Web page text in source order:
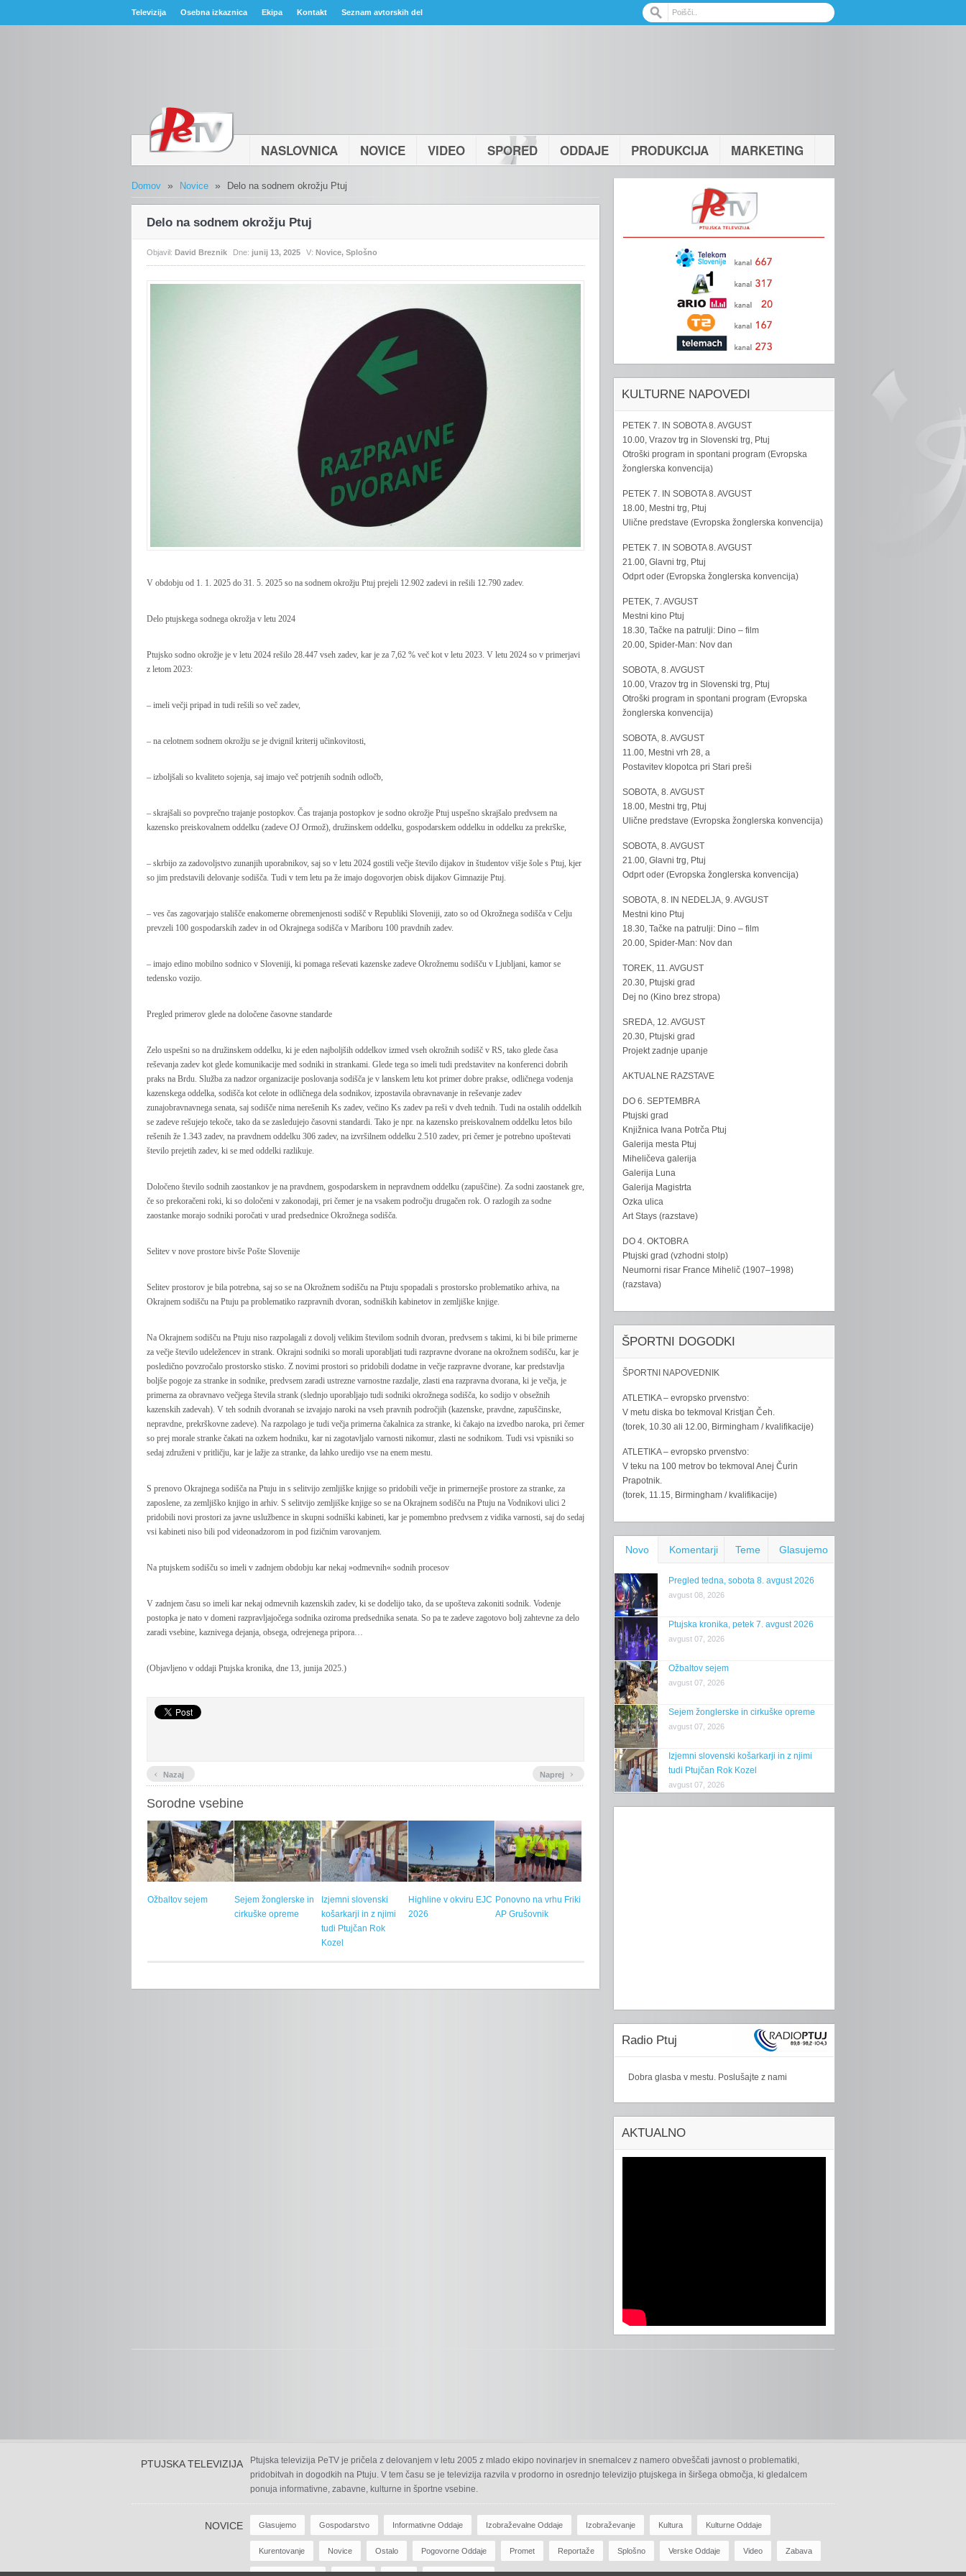
Televizija Osebna izkaznica Ekipa Kontakt Seznam avtorskih del
NASLOVNICA NOVICE VIDEO SPORED ODDAJE PRODUKCIJA MARKETING
Domov » Novice » Delo na sodnem okrožju Ptuj
Delo na sodnem okrožju Ptuj
Objavil: David Breznik Dne: junij 13, 2025 V: Novice, Splošno
V obdobju od 1. 1. 2025 do 31. 5. 2025 so na sodnem okrožju Ptuj prejeli 12.902 zadevi in rešili 12.790 zadev.
Delo ptujskega sodnega okrožja v letu 2024
Ptujsko sodno okrožje je v letu 2024 rešilo 28.447 vseh zadev, kar je za 7,62 % več kot v letu 2023. V letu 2024 so v primerjavi
z letom 2023:
– imeli večji pripad in tudi rešili so več zadev,
– na celotnem sodnem okrožju se je dvignil kriterij učinkovitosti,
– izboljšali so kvaliteto sojenja, saj imajo več potrjenih sodnih odločb,
– skrajšali so povprečno trajanje postopkov. Čas trajanja postopkov je sodno okrožje Ptuj uspešno skrajšalo predvsem na
kazensko preiskovalnem oddelku (zadeve OJ Ormož), družinskem oddelku, gospodarskem oddelku in oddelku za prekrške,
– skrbijo za zadovoljstvo zunanjih uporabnikov, saj so v letu 2024 gostili večje število dijakov in študentov višje šole s Ptuj, kjer
so jim predstavili delovanje sodišča. Tudi v tem letu pa že imajo dogovorjen obisk dijakov Gimnazije Ptuj.
– ves čas zagovarjajo stališče enakomerne obremenjenosti sodišč v Republiki Sloveniji, zato so od Okrožnega sodišča v Celju
prevzeli 100 gospodarskih zadev in od Okrajnega sodišča v Mariboru 100 pravdnih zadev.
– imajo edino mobilno sodnico v Sloveniji, ki pomaga reševati kazenske zadeve Okrožnemu sodišču v Ljubljani, kamor se
tedensko vozijo.
Pregled primerov glede na določene časovne standarde
Zelo uspešni so na družinskem oddelku, ki je eden najboljših oddelkov izmed vseh okrožnih sodišč v RS, tako glede časa
reševanja zadev kot glede komunikacije med sodniki in strankami. Glede tega so imeli tudi predstavitev na konferenci dobrih
praks na Brdu. Služba za nadzor organizacije poslovanja sodišča je v lanskem letu kot primer dobre prakse, odličnega vodenja
kazenskega oddelka, sodišča kot celote in odličnega dela sodnikov, izpostavila obravnavanje in reševanje zadev
zunajobravnavnega senata, saj sodišče nima nerešenih Ks zadev, večino Ks zadev pa reši v dveh tednih. Tudi na ostalih oddelkih
se zadeve rešujejo tekoče, tako da se zasledujejo časovni standardi. Tako je npr. na kazensko preiskovalnem oddelku letos bilo
rešenih že 1.343 zadev, na pravdnem oddelku 306 zadev, na izvršilnem oddelku 2.510 zadev, pri čemer je potrebno upoštevati
število prejetih zadev, ki se med oddelki razlikuje.
Določeno število sodnih zaostankov je na pravdnem, gospodarskem in nepravdnem oddelku (zapuščine). Za sodni zaostanek gre,
če so prekoračeni roki, ki so določeni v zakonodaji, pri čemer je na vsakem področju drugačen rok. O razlogih za sodne
zaostanke morajo sodniki poročati v urad predsednice Okrožnega sodišča.
Selitev v nove prostore bivše Pošte Slovenije
Selitev prostorov je bila potrebna, saj so se na Okrožnem sodišču na Ptuju spopadali s prostorsko problematiko arhiva, na
Okrajnem sodišču na Ptuju pa problematiko razpravnih dvoran, sodniških kabinetov in zemljiške knjige.
Na Okrajnem sodišču na Ptuju niso razpolagali z dovolj velikim številom sodnih dvoran, predvsem s takimi, ki bi bile primerne
za večje število udeležencev in strank. Okrajni sodniki so morali uporabljati tudi razpravne dvorane na okrožnem sodišču, kar je
posledično povzročalo prostorsko stisko. Z novimi prostori so pridobili dodatne in večje razpravne dvorane, kar predstavlja
boljše pogoje za stranke in sodnike, predvsem zaradi ustrezne varnostne razdalje, zlasti ena razpravna dvorana, ki je večja, je
primerna za obravnavo večjega števila strank (slednjo uporabljajo tudi sodniki okrožnega sodišča, ko sodijo v obsežnih
kazenskih zadevah). V teh sodnih dvoranah se izvajajo naroki na vseh pravnih področjih (kazenske, pravdne, zapuščinske,
nepravdne, prekrškovne zadeve). Na razpolago je tudi večja primerna čakalnica za stranke, ki čakajo na izvedbo naroka, pri čemer
so prej morale stranke čakati na ozkem hodniku, kar ni zagotavljalo varnosti nikomur, zlasti ne sodnikom. Tudi vsi vpisniki so
sedaj združeni v pritličju, kar je lažje za stranke, da lahko uredijo vse na enem mestu.
S prenovo Okrajnega sodišča na Ptuju in s selitvijo zemljiške knjige so pridobili večje in primernejše prostore za stranke, za
zaposlene, za zemljiško knjigo in arhiv. S selitvijo zemljiške knjige so se na Okrajnem sodišču na Ptuju na Vodnikovi ulici 2
pridobili novi prostori za javne uslužbence in skupni sodniški kabineti, kar je pomembno predvsem z vidika varnosti, saj do sedaj
vsi kabineti niso bili pod videonadzorom in pod fizičnim varovanjem.
Na ptujskem sodišču so imeli v zadnjem obdobju kar nekaj »odmevnih« sodnih procesov
V zadnjem času so imeli kar nekaj odmevnih kazenskih zadev, ki se dodelijo tako, da se upošteva zakoniti sodnik. Vodenje
postopka je nato v domeni razpravljajočega sodnika oziroma predsednika senata. So pa te zadeve zagotovo bolj zahtevne za delo
zaradi vsebine, kaznivega dejanja, obsega, odrejenega pripora…
(Objavljeno v oddaji Ptujska kronika, dne 13, junija 2025.)
‹ Nazaj Naprej ›
Sorodne vsebine
Ožbaltov sejem
Sejem žonglerske in
cirkuške opreme
Izjemni slovenski
košarkarji in z njimi
tudi Ptujčan Rok
Kozel
Highline v okviru EJC
2026
Ponovno na vrhu Friki
AP Grušovnik
KULTURNE NAPOVEDI
PETEK 7. IN SOBOTA 8. AVGUST
10.00, Vrazov trg in Slovenski trg, Ptuj
Otroški program in spontani program (Evropska
žonglerska konvencija)
PETEK 7. IN SOBOTA 8. AVGUST
18.00, Mestni trg, Ptuj
Ulične predstave (Evropska žonglerska konvencija)
PETEK 7. IN SOBOTA 8. AVGUST
21.00, Glavni trg, Ptuj
Odprt oder (Evropska žonglerska konvencija)
PETEK, 7. AVGUST
Mestni kino Ptuj
18.30, Tačke na patrulji: Dino – film
20.00, Spider-Man: Nov dan
SOBOTA, 8. AVGUST
10.00, Vrazov trg in Slovenski trg, Ptuj
Otroški program in spontani program (Evropska
žonglerska konvencija)
SOBOTA, 8. AVGUST
11.00, Mestni vrh 28, a
Postavitev klopotca pri Stari preši
SOBOTA, 8. AVGUST
18.00, Mestni trg, Ptuj
Ulične predstave (Evropska žonglerska konvencija)
SOBOTA, 8. AVGUST
21.00, Glavni trg, Ptuj
Odprt oder (Evropska žonglerska konvencija)
SOBOTA, 8. IN NEDELJA, 9. AVGUST
Mestni kino Ptuj
18.30, Tačke na patrulji: Dino – film
20.00, Spider-Man: Nov dan
TOREK, 11. AVGUST
20.30, Ptujski grad
Dej no (Kino brez stropa)
SREDA, 12. AVGUST
20.30, Ptujski grad
Projekt zadnje upanje
AKTUALNE RAZSTAVE
DO 6. SEPTEMBRA
Ptujski grad
Knjižnica Ivana Potrča Ptuj
Galerija mesta Ptuj
Miheličeva galerija
Galerija Luna
Galerija Magistrta
Ozka ulica
Art Stays (razstave)
DO 4. OKTOBRA
Ptujski grad (vzhodni stolp)
Neumorni risar France Mihelič (1907–1998)
(razstava)
ŠPORTNI DOGODKI
ŠPORTNI NAPOVEDNIK
ATLETIKA – evropsko prvenstvo:
V metu diska bo tekmoval Kristjan Čeh.
(torek, 10.30 ali 12.00, Birmingham / kvalifikacije)
ATLETIKA – evropsko prvenstvo:
V teku na 100 metrov bo tekmoval Anej Čurin
Prapotnik.
(torek, 11.15, Birmingham / kvalifikacije)
Novo Komentarji Teme Glasujemo
Pregled tedna, sobota 8. avgust 2026
avgust 08, 2026
Ptujska kronika, petek 7. avgust 2026
avgust 07, 2026
Ožbaltov sejem
avgust 07, 2026
Sejem žonglerske in cirkuške opreme
avgust 07, 2026
Izjemni slovenski košarkarji in z njimi
tudi Ptujčan Rok Kozel
avgust 07, 2026
Radio Ptuj
Dobra glasba v mestu. Poslušajte z nami
AKTUALNO
PTUJSKA TELEVIZIJA
Ptujska televizija PeTV je pričela z delovanjem v letu 2005 z mlado ekipo novinarjev in snemalcev z namero obveščati javnost o problematiki,
pridobitvah in dogodkih na Ptuju. V tem času se je televizija razvila v prodorno in osrednjo televizijo ptujskega in širšega območja, ki gledalcem
ponuja informativne, zabavne, kulturne in športne vsebine.
NOVICE Glasujemo Gospodarstvo Informativne Oddaje Izobraževalne Oddaje Izobraževanje Kultura Kulturne Oddaje
Kurentovanje Novice Ostalo Pogovorne Oddaje Promet Reportaže Splošno Verske Oddaje Video Zabava